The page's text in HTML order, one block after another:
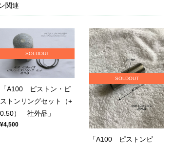
関連
SOLDOUT
「A100 ピストン・ピ
ストンリングセット（+
0.50） 社外品」
¥4,500
SOLDOUT
「A100 ピストンピ